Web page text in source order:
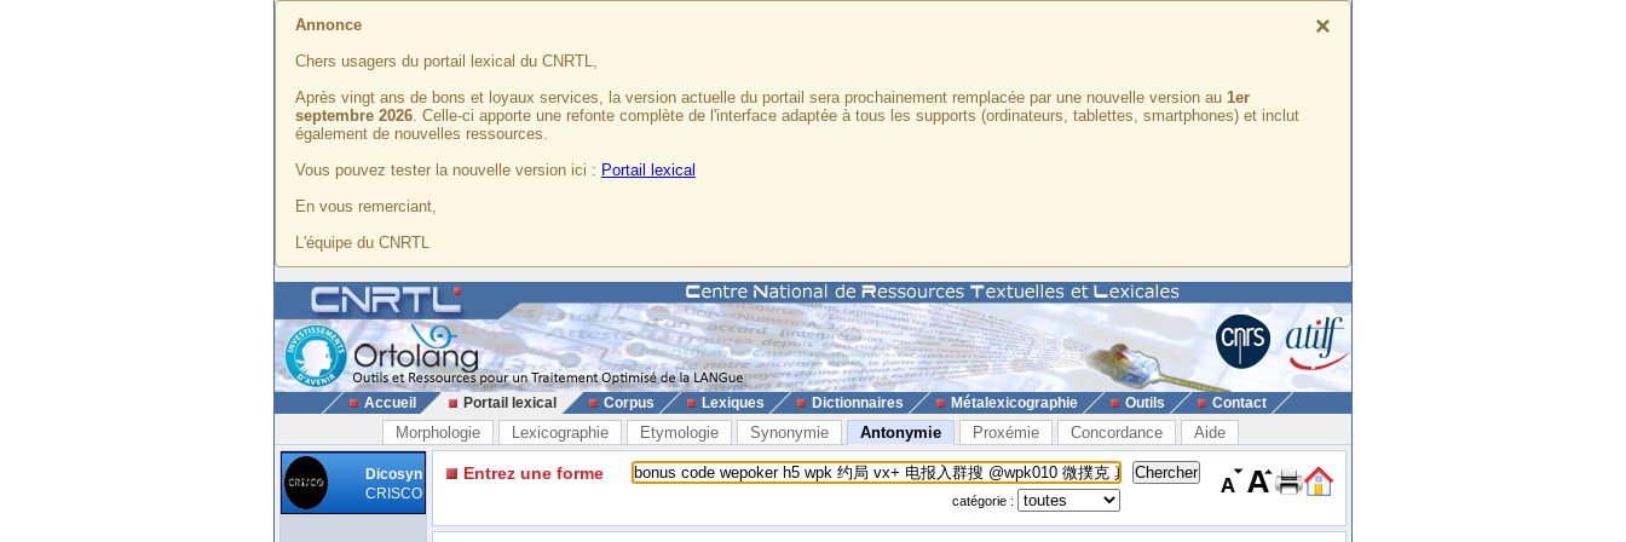
×
Annonce
Chers usagers du portail lexical du CNRTL,
Après vingt ans de bons et loyaux services, la version actuelle du portail sera prochainement remplacée par une nouvelle version au 1er
septembre 2026. Celle-ci apporte une refonte complète de l'interface adaptée à tous les supports (ordinateurs, tablettes, smartphones) et inclut
également de nouvelles ressources.
Vous pouvez tester la nouvelle version ici : Portail lexical
En vous remerciant,
L'équipe du CNRTL
Accueil Portail lexical Corpus Lexiques Dictionnaires Métalexicographie Outils Contact
Morphologie Lexicographie Etymologie Synonymie Antonymie Proxémie Concordance Aide
Dicosyn
CRISCO
Entrez une forme
catégorie :